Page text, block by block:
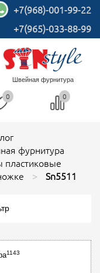
+7(968)-001-99-22
+7(965)-033-88-99
Швейная фурнитура
0 0
фурнитура
пластиковые
Sn5511
1143